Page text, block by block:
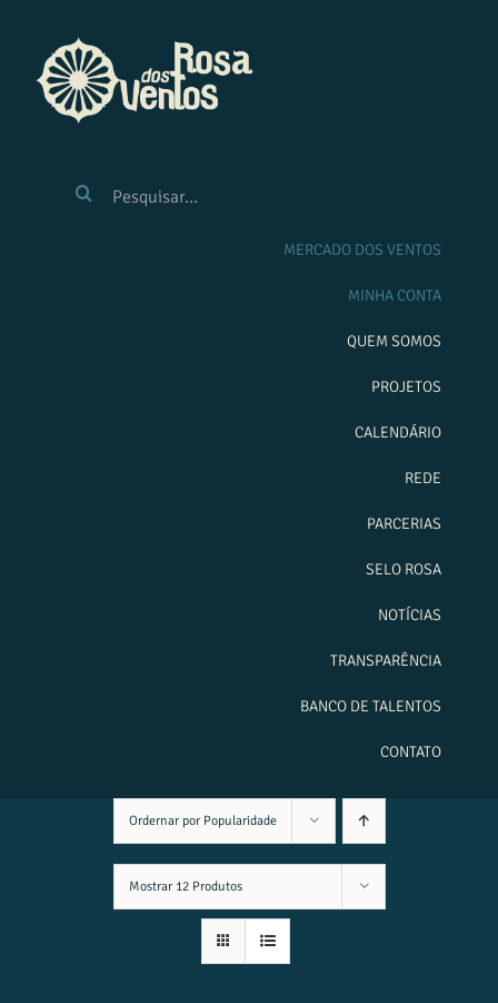
conteúdo
RESULTADOS
MERCADO DOS VENTOS
MINHA CONTA
QUEM SOMOS
PROJETOS
CALENDÁRIO
REDE
PARCERIAS
SELO ROSA
NOTÍCIAS
TRANSPARÊNCIA
BANCO DE TALENTOS
CONTATO
Ordernar por Popularidade
Mostrar 12 Produtos